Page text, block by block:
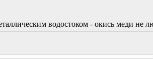
водостоком - окись меди